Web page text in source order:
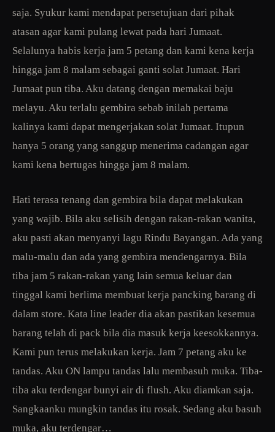
saja. Syukur kami mendapat persetujuan dari pihak
atasan agar kami pulang lewat pada hari Jumaat.
Selalunya habis kerja jam 5 petang dan kami kena kerja
hingga jam 8 malam sebagai ganti solat Jumaat. Hari
Jumaat pun tiba. Aku datang dengan memakai baju
melayu. Aku terlalu gembira sebab inilah pertama
kalinya kami dapat mengerjakan solat Jumaat. Itupun
hanya 5 orang yang sanggup menerima cadangan agar
kami kena bertugas hingga jam 8 malam.
Hati terasa tenang dan gembira bila dapat melakukan
yang wajib. Bila aku selisih dengan rakan-rakan wanita,
aku pasti akan menyanyi lagu Rindu Bayangan. Ada yang
malu-malu dan ada yang gembira mendengarnya. Bila
tiba jam 5 rakan-rakan yang lain semua keluar dan
tinggal kami berlima membuat kerja pancking barang di
dalam store. Kata line leader dia akan pastikan kesemua
barang telah di pack bila dia masuk kerja keesokkannya.
Kami pun terus melakukan kerja. Jam 7 petang aku ke
tandas. Aku ON lampu tandas lalu membasuh muka. Tiba-
tiba aku terdengar bunyi air di flush. Aku diamkan saja.
Sangkaanku mungkin tandas itu rosak. Sedang aku basuh
muka, aku terdengar…